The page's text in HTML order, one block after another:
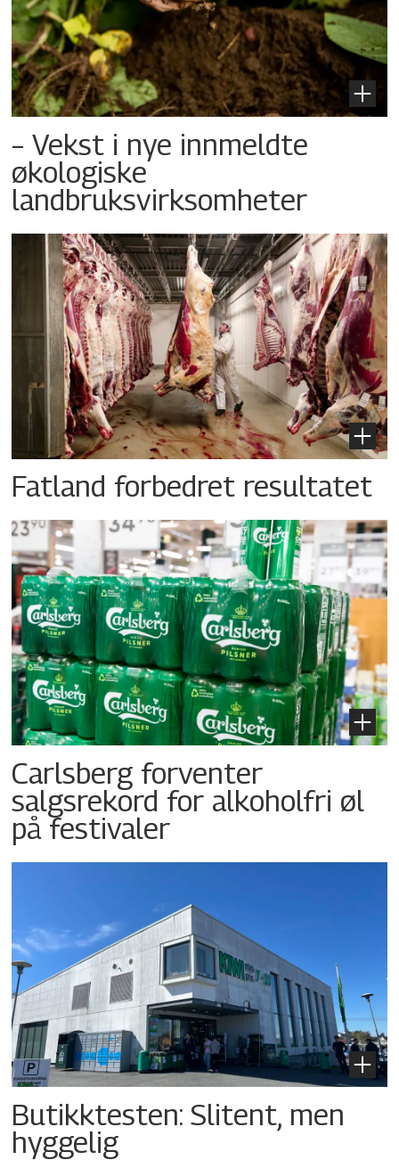
– Vekst i nye innmeldte
økologiske
landbruksvirksomheter
Fatland forbedret resultatet
Carlsberg forventer
salgsrekord for alkoholfri øl
på festivaler
Butikktesten: Slitent, men
hyggelig